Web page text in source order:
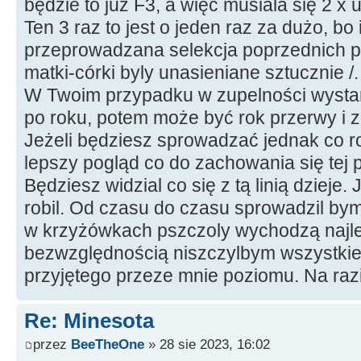
będzie to już F3, a więc musiala się 2 x
Ten 3 raz to jest o jeden raz za dużo,
przeprowadzana selekcja poprzednich
matki-córki byly unasieniane sztucznie /.
W Twoim przypadku w zupelności
po roku, potem może być rok przerwy i
Jeżeli będziesz sprowadzać jednak co
lepszy pogląd co do zachowania się tej
Będziesz widzial co się z tą linią dzieje.
robil. Od czasu do czasu sprowadzil
w krzyżówkach pszczoly wychodzą
bezwzględnością niszczylbym
przyjętego przeze mnie poziomu. Na
Re: Minesota
przez BeeTheOne » 28 sie 2023, 16:02